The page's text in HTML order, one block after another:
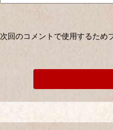
次回のコメントで使用するため